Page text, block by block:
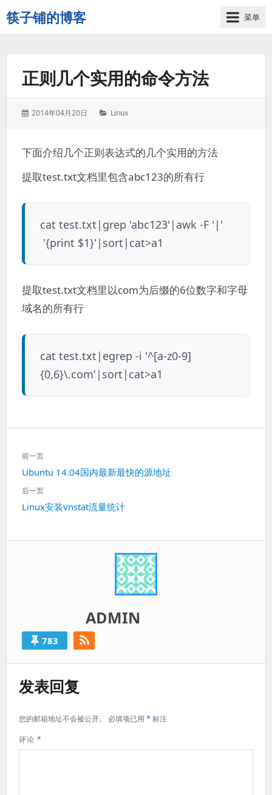
筷子铺的博客
记
录
菜单
正则几个实用的命令方法
发
2014年04月20日
分
Linux
下面介绍几个正则表达式的几个实用的方法
提取test.txt文档里包含abc123的所有行
cat test.txt|grep 'abc123'|awk -F '|'
'{print $1}'|sort|cat>a1
提取test.txt文档里以com为后缀的6位数字和字母
域名的所有行
cat test.txt|egrep -i '^[a-z0-9]
{0,6}\.com'|sort|cat>a1
文
章
导
航
前一页
上
一
Ubuntu 14.04国内最新最快的源地址
后一页
下
Linux安装vnstat流量统计
ADMIN
783
发表回复
您的邮箱地址不会被公开。 必填项已用 *标注
评论 *